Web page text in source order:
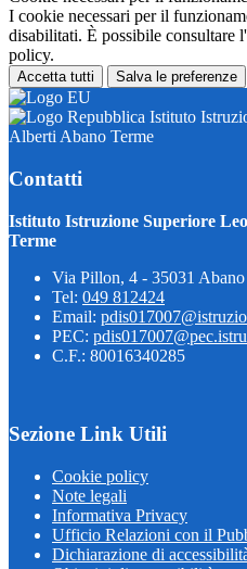
I cookie necessari per il
disabilitati. È possibile consultare
policy.
Accetta tutti Salva le preferenze
Istituto
Alberti Abano Terme
Contatti
Istituto Istruzione Superiore
Terme
Via Pillon, 4 - 35031
Tel: 049 812424
Email:
PEC:
C.F.: 80016340285
Sezione Link Utili
Cookie policy
Note legali
Informativa Privacy
Ufficio Relazioni con il
Dichiarazione di